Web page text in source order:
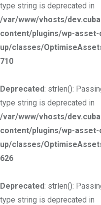
type string is deprecated in
/var/www/vhosts/
content/plugins/wp-asset-
up/classes/
710
Deprecated: strlen():
type string is deprecated in
/var/www/vhosts/
content/plugins/wp-asset-
up/classes/
626
Deprecated: strlen():
type string is deprecated in